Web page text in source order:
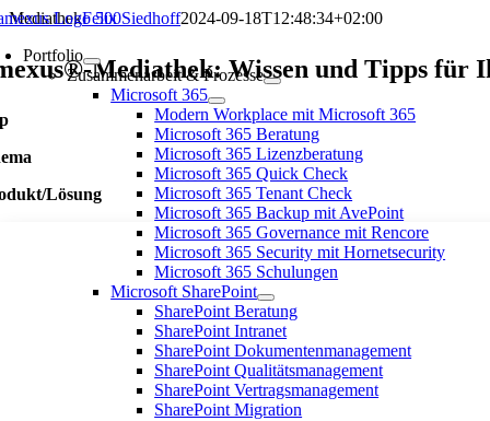
Zum
springen
Portfolio
Zusammenarbeit & Prozesse
Microsoft 365
Modern Workplace mit Microsoft 365
Microsoft 365 Beratung
Microsoft 365 Lizenzberatung
Microsoft 365 Quick Check
Microsoft 365 Tenant Check
Microsoft 365 Backup mit AvePoint
Microsoft 365 Governance mit Rencore
Microsoft 365 Security mit Hornetsecurity
Microsoft 365 Schulungen
Microsoft SharePoint
SharePoint Beratung
SharePoint Intranet
SharePoint Dokumentenmanagement
SharePoint Qualitätsmanagement
SharePoint Vertragsmanagement
SharePoint Migration
MediathekFelix Siedhoff2024-09-18T12:48:34+02:00
Mediathek: Wissen und Tipps für
Lösung